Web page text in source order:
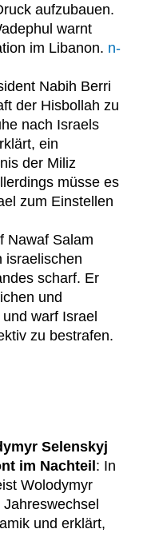
aufzubauen.
warnt
im Libanon. n-
Nabih Berri
der Hisbollah zu
nach Israels
ein
der Miliz
müsse es
zum Einstellen
Nawaf Salam
israelischen
scharf. Er
und
warf Israel
zu bestrafen.
Selenskyj
im Nachteil : In
Wolodymyr
und erklärt,